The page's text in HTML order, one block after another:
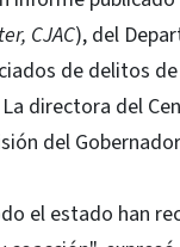
CJAC), del
de delitos
directora del
del
el estado han